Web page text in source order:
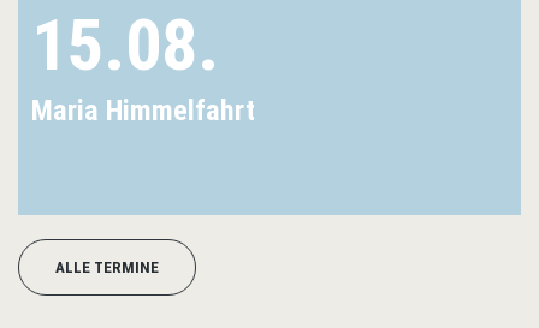
15.08.
Maria Himmelfahrt
ALLE TERMINE